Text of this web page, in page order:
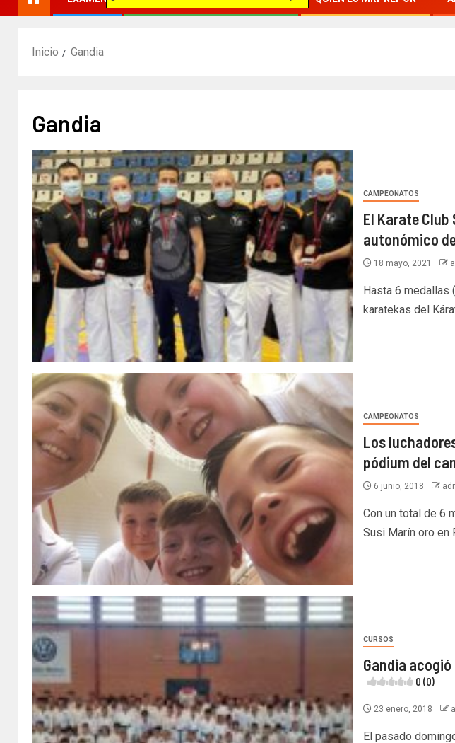
Inicio Gandia
Gandia
CAMPEONATOS
El Karate
autonómico
18 mayo, 2021
Hasta 6 medallas
karatekas del
CAMPEONATOS
Los
pódium del
6 junio, 2018
Con un total de 6
Susi Marín oro en
CURSOS
Gandia
0 (0)
23 enero, 2018
El pasado